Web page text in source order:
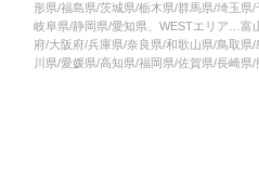
形県/福島県/茨城県/栃木県/群馬県/埼玉
岐阜県/静岡県/愛知県、WESTエリア…富
府/大阪府/兵庫県/奈良県/和歌山県/鳥取
川県/愛媛県/高知県/福岡県/佐賀県/長崎